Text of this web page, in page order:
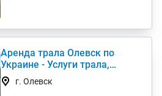
Аренда трала Олевск по
Украине - Услуги трала,
низкорамный трал
г. Олевск